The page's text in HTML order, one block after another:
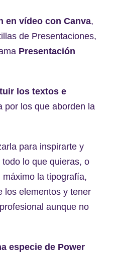
en vídeo con Canva,
de Presentaciones,
Presentación
los textos e
por los que aborden la
para inspirarte y
lo que quieras, o
la tipografía,
los elementos y tener
aunque no
especie de Power